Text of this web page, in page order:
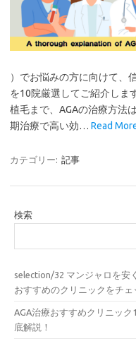
）でお悩みの方に向けて、
を10院厳選してご紹介しま
植毛まで、AGAの治療方法
期治療で高い効… Read
カテゴリー: 記事
検索
selection/32 マンジャロを安
おすすめのクリニックをチェ
AGA治療おすすめクリニッ
底解説！